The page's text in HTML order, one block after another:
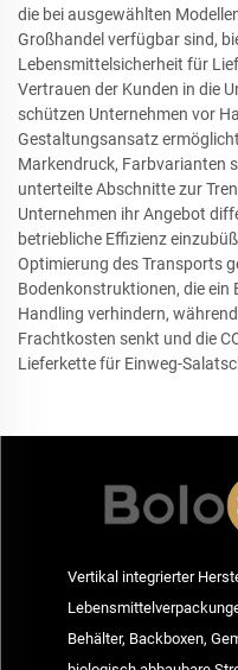
die bei ausgewählten
Großhandel verfügbar sind,
Lebensmittelsicherheit für
Vertrauen der Kunden in die
schützen Unternehmen vor
Gestaltungsansatz
Markendruck, Farbvarianten
unterteilte Abschnitte zur
Unternehmen ihr Angebot
betriebliche Effizienz
Optimierung des Transports
Bodenkonstruktionen, die ein
Handling verhindern,
Frachtkosten senkt und die
Lieferkette für Einweg-
Vertikal integrierter
Behälter, Backboxen,